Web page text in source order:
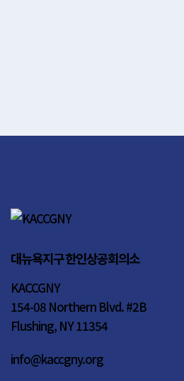
대뉴욕지구 한인상공회의소
KACCGNY
154-08 Northern Blvd. #2B
Flushing, NY 11354
info@kaccgny.org